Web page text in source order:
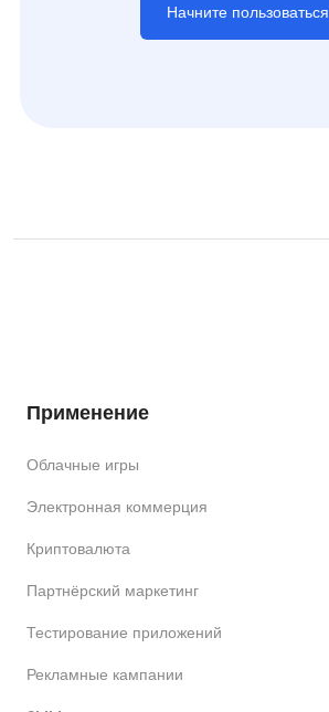
Начните пользоваться
Применение
Облачные игры
Электронная коммерция
Криптовалюта
Партнёрский маркетинг
Тестирование приложений
Рекламные кампании